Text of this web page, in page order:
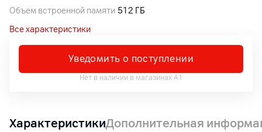
Объем встроенной памяти 512 ГБ
Все характеристики
Уведомить о поступлении
Нет в наличии в магазинах А1
ХарактеристикиДополнительная